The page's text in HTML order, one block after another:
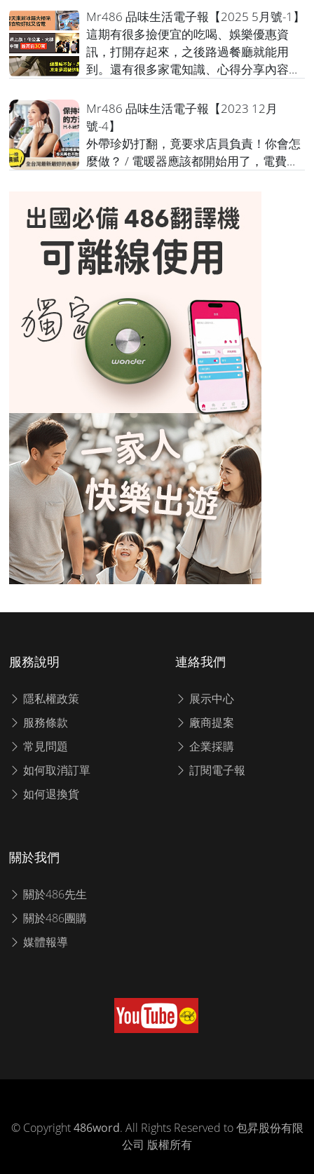
Mr486 品味生活電子報【2025 5月號-1】
這期有很多撿便宜的吃喝、娛樂優惠資
訊，打開存起來，之後路過餐廳就能用
到。還有很多家電知識、心得分享內容，
節優惠也在進行中，別錯過
Mr486 品味生活電子報【2023 12月
號-4】
外帶珍奶打翻，竟要求店員負責！你會怎
麼做？ / 電暖器應該都開始用了，電費暴
服務說明
隱私權政策
服務條款
常見問題
如何取消訂單
如何退換貨
連絡我們
展示中心
廠商提案
企業採購
訂閱電子報
關於我們
關於486先生
關於486團購
媒體報導
© Copyright486word. All Rights Reserved to 包昇股份有限
公司 版權所有